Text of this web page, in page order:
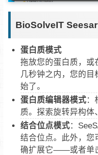
BioSolveIT Seesar
蛋白质模式
拖放您的蛋白质，或
几秒钟之内，您的
始了。
蛋白质编辑器模式：
质。探索旋转异构体
结合位点模式：
结合位点。此外，您
确扩展它——或者单